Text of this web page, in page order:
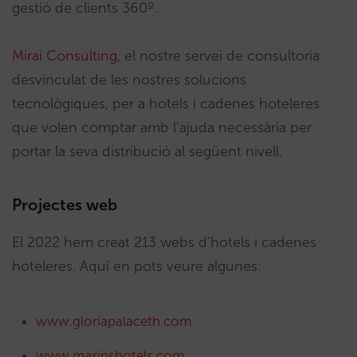
gestió de clients 360º.
Mirai Consulting, el nostre servei de consultoria
desvinculat de les nostres solucions
tecnològiques, per a hotels i cadenes hoteleres
que volen comptar amb l’ajuda necessària per
portar la seva distribució al següent nivell.
Projectes web
El 2022 hem creat 213 webs d’hotels i cadenes
hoteleres. Aquí en pots veure algunes:
www.gloriapalaceth.com